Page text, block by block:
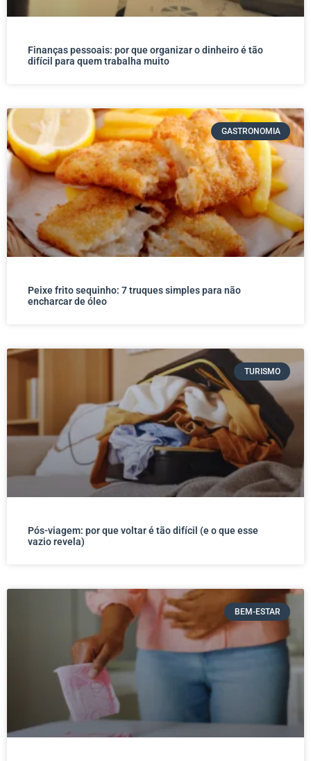
Finanças pessoais: por que organizar o dinheiro é tão
difícil para quem trabalha muito
GASTRONOMIA
Peixe frito sequinho: 7 truques simples para não
encharcar de óleo
TURISMO
Pós-viagem: por que voltar é tão difícil (e o que esse
vazio revela)
BEM-ESTAR